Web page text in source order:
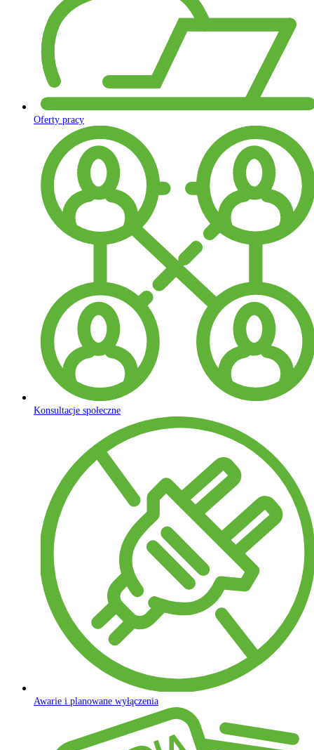
Oferty pracy
Konsultacje społeczne
Awarie i planowane wyłączenia